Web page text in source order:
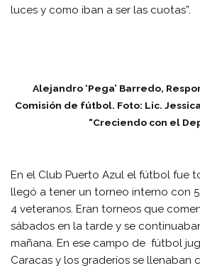
luces y como iban a ser las cuotas”.
Alejandro ‘Pega’ Barredo,
Comisión de fútbol. Foto: Lic.
“Creciendo con el
En el Club Puerto Azul el fútbol fue
llegó a tener un torneo interno con
4 veteranos. Eran torneos que
sábados en la tarde y se
mañana. En ese campo de fútbol
Caracas y los graderíos se llenaban